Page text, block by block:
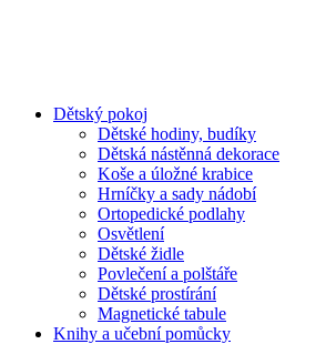
Dětský pokoj
Dětské hodiny, budíky
Dětská nástěnná dekorace
Koše a úložné krabice
Hrníčky a sady nádobí
Ortopedické podlahy
Osvětlení
Dětské židle
Povlečení a polštáře
Dětské prostírání
Magnetické tabule
Knihy a učební pomůcky